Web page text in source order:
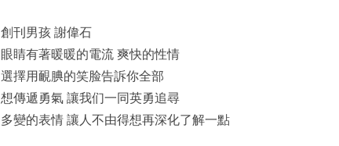
創刊男孩 謝偉石
眼睛有著暖暖的電流 爽快的性情
選擇用靦腆的笑脸告訴你全部
想傳遞勇氣 讓我们一同英勇追尋
多變的表情 讓人不由得想再深化了解一點